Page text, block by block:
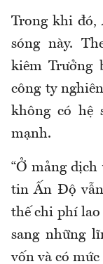
Trong khi đó,
sóng này.
kiêm Trưởng
công ty
không có hệ
mạnh.
“Ở mảng dịch
tin Ấn Độ vẫn
thế chi phí lao
sang những
vốn và có